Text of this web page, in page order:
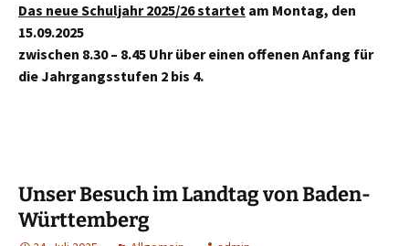
Das neue Schuljahr 2025/26 startet am Montag, den
15.09.2025
zwischen 8.30 – 8.45 Uhr über einen offenen Anfang für
die Jahrgangsstufen 2 bis 4.
Unser Besuch im Landtag von Baden-
Württemberg